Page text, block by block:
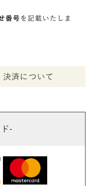
番号を記載いたしま
済について
-